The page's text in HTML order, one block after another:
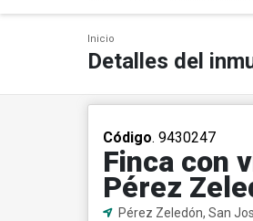
Inicio
Detalles del
Código. 9430247
Finca con
Pérez
Pérez Zeledón, San